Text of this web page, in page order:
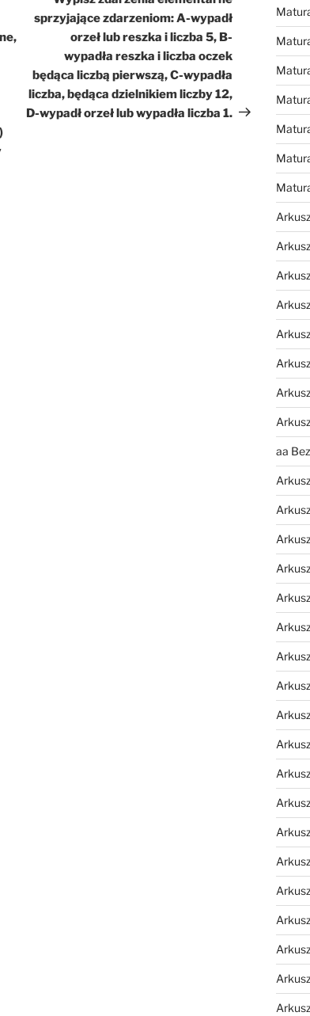
sprzyjające zdarzeniom: A-wypadł
orzeł lub reszka i liczba 5, B-
wypadła reszka i liczba oczek
będąca liczbą pierwszą, C-wypadła
liczba, będąca dzielnikiem liczby 12,
D-wypadł orzeł lub wypadła liczba 1.
aa